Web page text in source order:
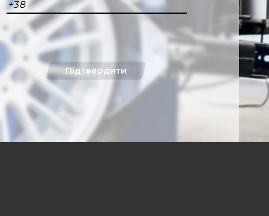
+38
Підтвердити